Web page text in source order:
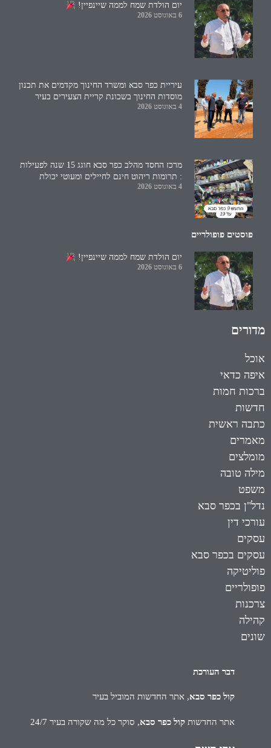
יום הולדת שמח לממה שיינפיין!
6 באוגוסט 2026
עיריית כפר סבא ומשרד החינוך מקדמים את תכנון
מוסדות החינוך בשכונת קריית הצעירים בעיר
4 באוגוסט 2026
מרכז החסד מהלב כפר סבא חוגג 15 שנה לפעילות
: תרומות ריהוט חינם לחיילים ומעוטי יכולת
4 באוגוסט 2026
פוסטים פופולריים
יום הולדת שמח לממה שיינפיין!
6 באוגוסט 2026
מדורים
אוכל
איפה כדאי
ברכות חמות
חדשות
כתבה ראשית
מאמרים
מומלצים
מילה טובה
משפט
נדל"ן בכפר סבא
עורכי דין
עסקים
עסקים בכפר סבא
פוליטיקה
פופולריים
צרכנות
קהילה
שונים
דבר העורכת
קול כפר סבא, אתר החדשות המוביל בעיר
אתר החדשות קול כפר סבא, סוקר כל מה שקורה בעיר 24/7